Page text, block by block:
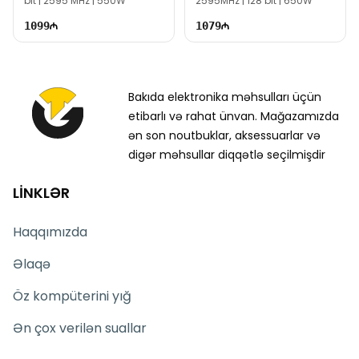
1099 1079
Bakıda elektronika məhsulları üçün
etibarlı və rahat ünvan. Mağazamızda
ən son noutbuklar, aksessuarlar və
digər məhsullar diqqətlə seçilmişdir
LİNKLƏR
Haqqımızda
Əlaqə
Öz kompüterini yığ
Ən çox verilən suallar